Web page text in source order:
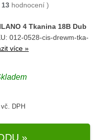
13 hodnocení )
4 Tkanina 18B Dub
012-0528-cis-drewm-tka-
více »
vč. DPH
»